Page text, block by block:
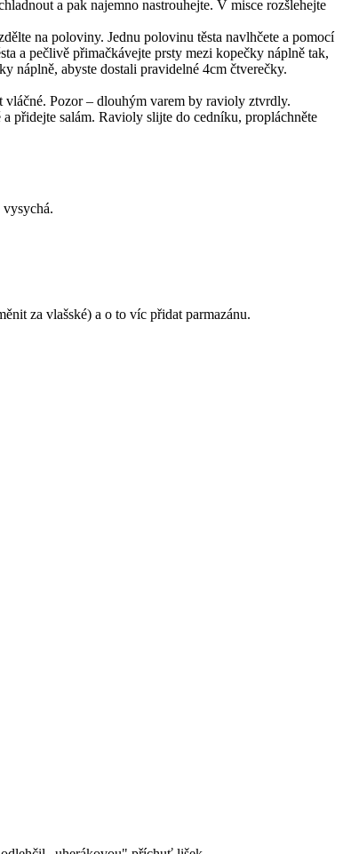
a pak najemno nastrouhejte. V misce rozšlehejte
na poloviny. Jednu polovinu těsta navlhčete a pomocí
a pečlivě přimačkávejte prsty mezi kopečky náplně tak,
náplně, abyste dostali pravidelné 4cm čtverečky.
Pozor – dlouhým varem by ravioly ztvrdly.
přidejte salám. Ravioly slijte do cedníku, propláchněte
za vlašské) a o to víc přidat parmazánu.